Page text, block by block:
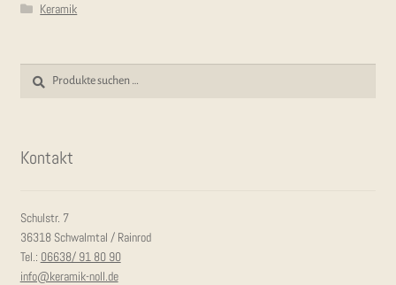
Keramik
nach:
Kon­takt
Schulstr. 7
36318 Schwalmtal / Rainrod
Tel.: 06638/ 91 80 90
info@keramik-noll.de